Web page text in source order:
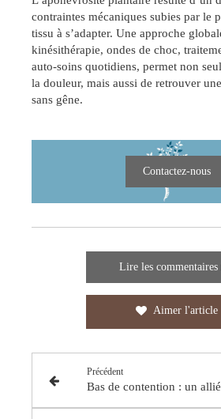
contraintes mécaniques subies par le
tissu à s’adapter. Une approche
kinésithérapie, ondes de choc,
auto-soins quotidiens, permet non
la douleur, mais aussi de retrouver
sans gêne.
Contactez-nous
Lire les commentaires
Aimer l'article
Précédent